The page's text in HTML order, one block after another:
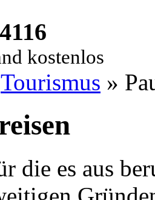
kostenlos
Tourismus »
die es aus